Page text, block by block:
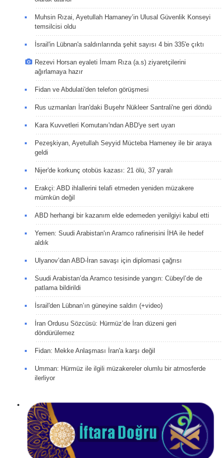
Muhsin Rızai, Ayetullah Hamaney’in Ulusal Güvenlik Konseyi
temsilcisi oldu
İsrail'in Lübnan'a saldırılarında şehit sayısı 4 bin 335'e çıktı
Rezevi Horsan eyaleti İmam Rıza (a.s) ziyaretçilerini
ağırlamaya hazır
Fidan ve Abdulati'den telefon görüşmesi
Rus uzmanları İran'daki Buşehr Nükleer Santrali'ne geri döndü
Kara Kuvvetleri Komutanı'ndan ABD'ye sert uyarı
Pezeşkiyan, Ayetullah Seyyid Mücteba Hameney ile bir araya
geldi
Nijer'de korkunç otobüs kazası: 21 ölü, 37 yaralı
Erakçi: ABD ihlallerini telafi etmeden yeniden müzakere
mümkün değil
ABD herhangi bir kazanım elde edemeden yenilgiyi kabul etti
Yemen: Suudi Arabistan'ın Aramco rafinerisini İHA ile hedef
aldık
Ulyanov’dan ABD-İran savaşı için diplomasi çağrısı
Suudi Arabistan’da Aramco tesisinde yangın: Cübeyl’de de
patlama bildirildi
İsrail'den Lübnan’ın güneyine saldırı (+video)
İran Ordusu Sözcüsü: Hürmüz’de İran düzeni geri
döndürülemez
Fidan: Mekke Anlaşması İran'a karşı değil
Umman: Hürmüz ile ilgili müzakereler olumlu bir atmosferde
ilerliyor